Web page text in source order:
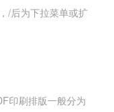
/后为下拉菜单或扩
印刷排版一般分为